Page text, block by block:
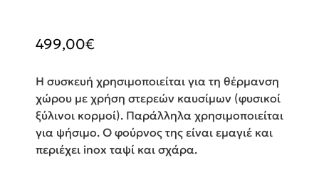
499,00€
Η συσκευή χρησιμοποιείται για τη θέρμανση
χώρου με χρήση στερεών καυσίμων (φυσικοί
ξύλινοι κορμοί). Παράλληλα χρησιμοποιείται
για ψήσιμο. Ο φούρνος της είναι εμαγιέ και
περιέχει inox ταψί και σχάρα.